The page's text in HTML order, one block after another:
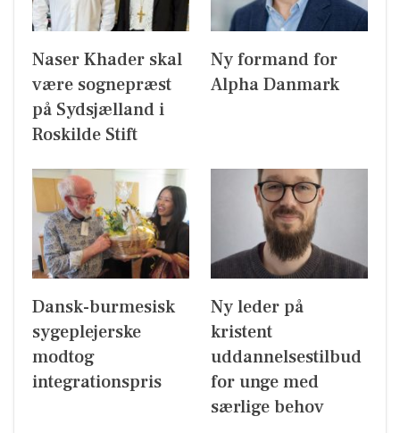
Naser Khader skal
være sognepræst
på Sydsjælland i
Roskilde Stift
Ny formand for
Alpha Danmark
Dansk-burmesisk
sygeplejerske
modtog
integrationspris
Ny leder på
kristent
uddannelsestilbud
for unge med
særlige behov